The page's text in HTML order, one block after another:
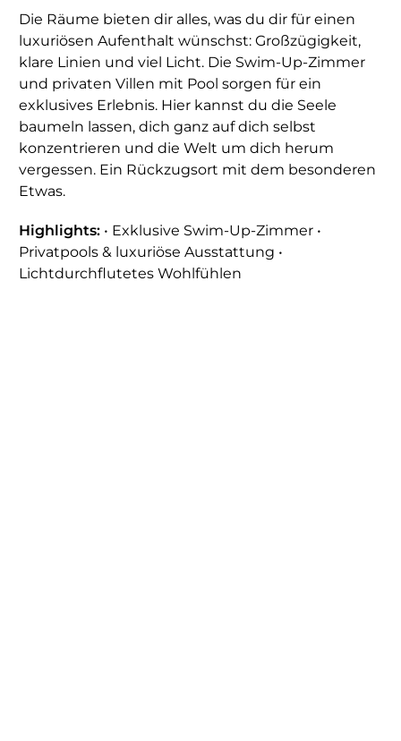
Die Räume bieten dir alles, was du dir für einen
luxuriösen Aufenthalt wünschst: Großzügigkeit,
klare Linien und viel Licht. Die Swim-Up-Zimmer
und privaten Villen mit Pool sorgen für ein
exklusives Erlebnis. Hier kannst du die Seele
baumeln lassen, dich ganz auf dich selbst
konzentrieren und die Welt um dich herum
vergessen. Ein Rückzugsort mit dem besonderen
Etwas.
Highlights: • Exklusive Swim-Up-Zimmer •
Privatpools & luxuriöse Ausstattung •
Lichtdurchflutetes Wohlfühlen